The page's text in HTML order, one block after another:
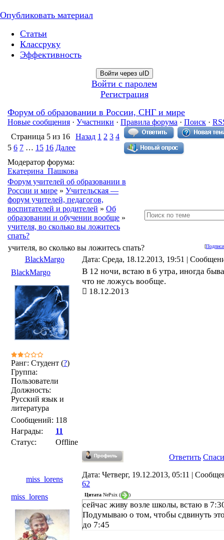
Опубликовать материал
Статьи
Классруку
Эффективность
Войти через uID
Войти с паролем
Регистрация
Форум об образовании в России, СНГ и мире
Новые сообщения · Участники · Правила форума · Поиск ·
Страница 5 из 16 Назад 1 2 3 4
5 6 7 … 15 16 Далее
Модератор форума:
Екатерина_Пашкова
Форум учителей об образовании в
России и мире » Учительская —
форум учителей, педагогов,
воспитателей и родителей » Об
образовании и обучении вообще »
учителя, во сколько вы ложитесь
спать?
[
учителя, во сколько вы ложитесь спать?
BlackMargo
Дата: Среда, 18.12.2013, 19:51 |
BlackMargo
Ранг: Студент (?)
Группа:
Пользователи
Должность:
Русский язык и
литература
Сообщений: 118
Награды:
11
Статус:
Offline
В 12 ночи, встаю в 6 утра, иногда
что не ложусь вообще.
18.12.2013
Ответить
miss_lorens
Дата: Четверг, 19.12.2013, 05:11 |
62
miss_lorens
Цитата NePsix ( )
сейчас живу возле школы, встаю в
Подумываю о том, чтобы сдвинуть
до 7:45